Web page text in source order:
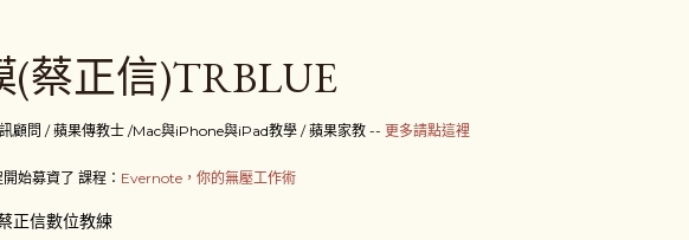
(蔡正信)TRBLUE
顧問 / 蘋果傳教士 /Mac與iPhone與iPad教學 / 蘋果家教 -- 更多請點這裡
始募資了 課程： Evernote，你的無壓工作術
正信數位教練